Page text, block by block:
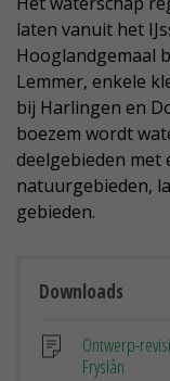
laten vanuit het
Hooglandgemaal
Lemmer, enkele
bij Harlingen en
boezem wordt
deelgebieden met
natuurgebieden,
gebieden.
Downloads
Ontwerp-
Fryslân